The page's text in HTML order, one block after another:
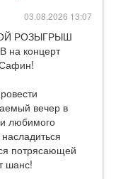
03.08.2026 13:07
РОЗЫГРЫШ
на концерт
вечер в
любимого
потрясающей
шанс!